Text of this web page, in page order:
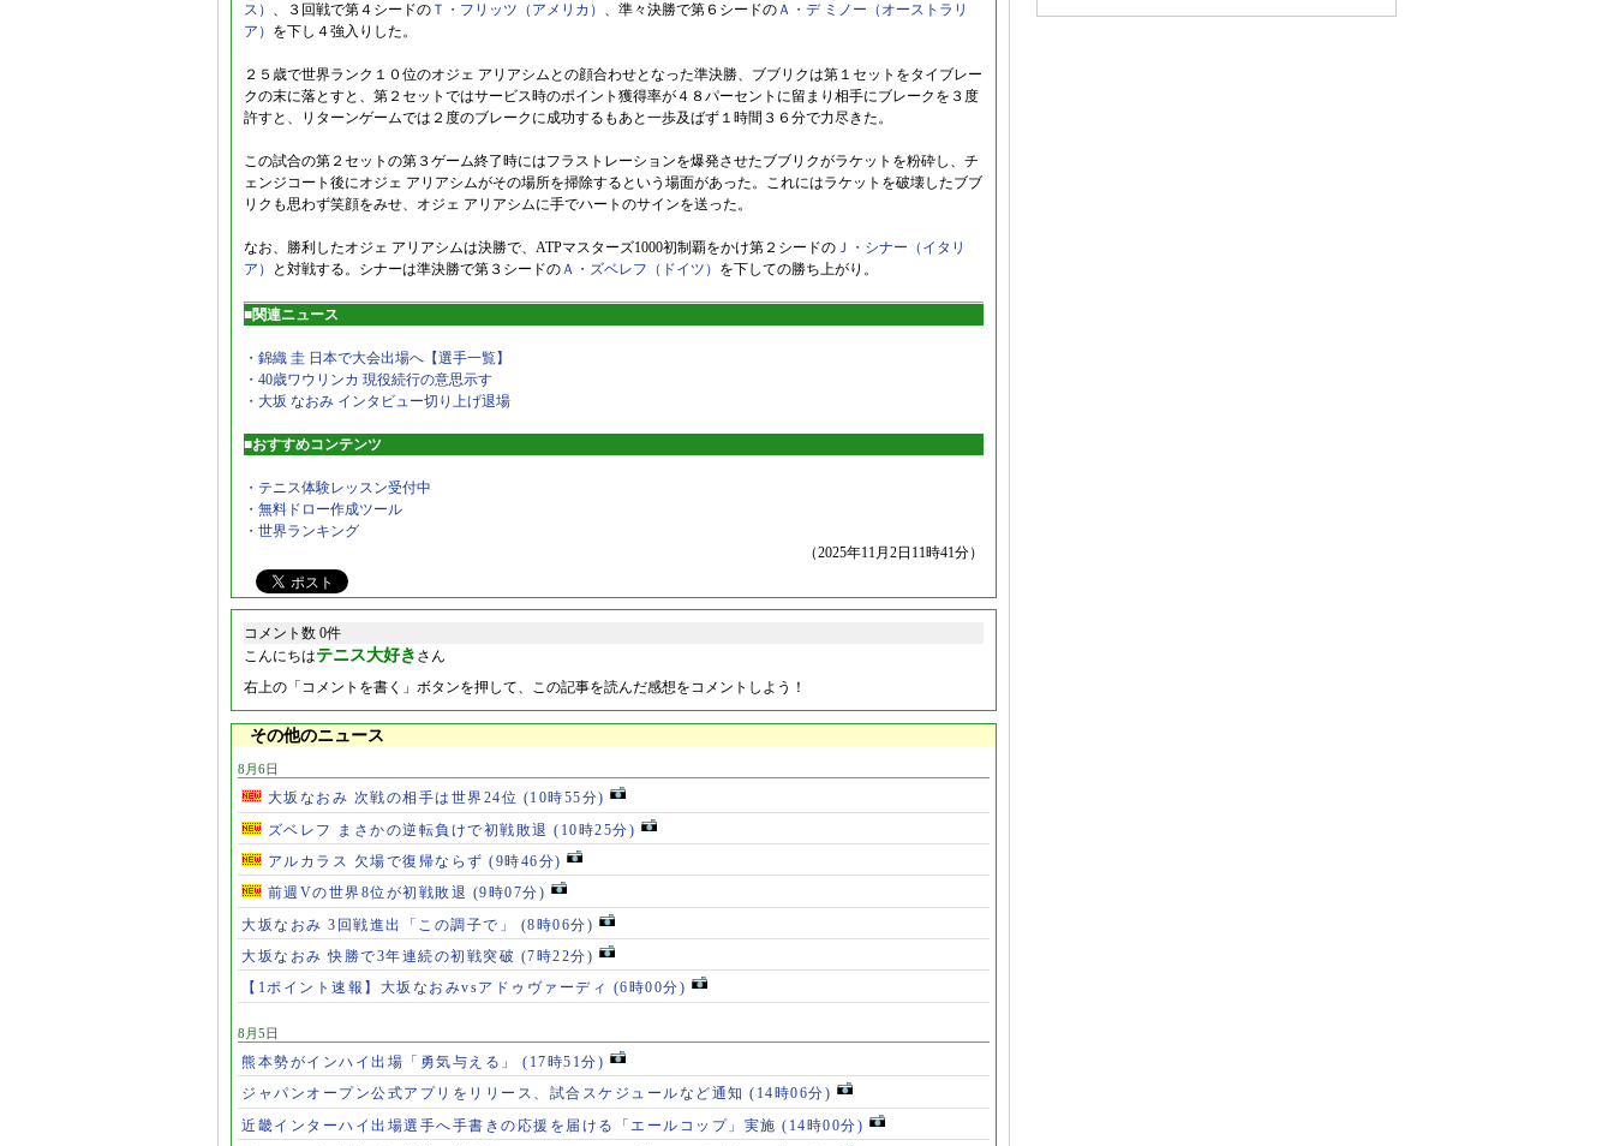
ス） 、３回戦で第４シードの Ｔ・フリッツ（アメリカ） 、準々決勝で第６シードのＡ・デ ミノー（オーストラリ
ア） を下し４強入りした。
２５歳で世界ランク１０位のオジェ アリアシムとの顔合わせとなった準決勝、ブブリクは第１セットをタイブレー
クの末に落とすと、第２セットではサービス時のポイント獲得率が４８パーセントに留まり相手にブレークを３度
許すと、リターンゲームでは２度のブレークに成功するもあと一歩及ばず１時間３６分で力尽きた。
この試合の第２セットの第３ゲーム終了時にはフラストレーションを爆発させたブブリクがラケットを粉砕し、チ
ェンジコート後にオジェ アリアシムがその場所を掃除するという場面があった。これにはラケットを破壊したブブ
リクも思わず笑顔をみせ、オジェ アリアシムに手でハートのサインを送った。
なお、勝利したオジェ アリアシムは決勝で、ATPマスターズ1000初制覇をかけ第２シードの Ｊ・シナー（イタリ
ア）
と対戦する。シナーは準決勝で第３シードのＡ・ズベレフ（ドイツ） を下しての勝ち上がり。
■関連ニュース
・錦織 圭 日本で大会出場へ【選手一覧】
・40歳ワウリンカ 現役続行の意思示す
・大坂 なおみ インタビュー切り上げ退場
■おすすめコンテンツ
・テニス体験レッスン受付中
・無料ドロー作成ツール
・世界ランキング
（2025年11月2日11時41分）
コメント数 0件
こんにちはテニス大好き さん
右上の「コメントを書く」ボタンを押して、この記事を読んだ感想をコメントしよう！
その他のニュース
8月6日
大坂なおみ 次戦の相手は世界24位 (10時55分)
ズベレフ まさかの逆転負けで初戦敗退 (10時25分)
アルカラス 欠場で復帰ならず (9時46分)
前週Vの世界8位が初戦敗退 (9時07分)
大坂なおみ 3回戦進出「この調子で」 (8時06分)
大坂なおみ 快勝で3年連続の初戦突破 (7時22分)
【1ポイント速報】大坂なおみvsアドゥヴァーディ (6時00分)
8月5日
熊本勢がインハイ出場「勇気与える」 (17時51分)
ジャパンオープン公式アプリをリリース、試合スケジュールなど通知 (14時06分)
近畿インターハイ出場選手へ手書きの応援を届ける「エールコップ」実施 (14時00分)